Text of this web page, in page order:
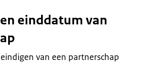
einddatum van
van een partnerschap